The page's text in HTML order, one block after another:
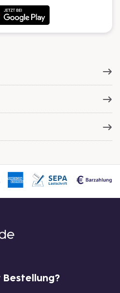
Bestellung?